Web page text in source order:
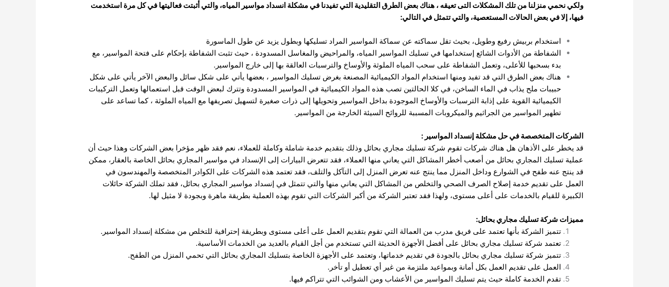
ولكي نحمي منزلنا من تلك المشكلات التى تعيقه ، هناك بعض الطرق التقليدية التي تفيدنا في مشكلة انسداد مواسير المياه، والتي أثبتت فعاليتها في كل مرة استخدمت
فيها، إلا في بعض الحالات المستعصية، والتي تتمثل في التالي:
استخدام بربيش رفيع وطويل، بحيث تقل سماكته عن سماكة المواسير المراد تسليكها وبطول يزيد عن طول الماسورة
الشفاطة من الأدوات الشائع إستخدامها في تسليك المواسير المياه، والمراحيض والمغاسل المسدودة ، حيث تثبت الشفاطة بإحكام على فتحة المواسير، مع
بدء بسحبها للأعلى، وتعمل الشفاطة على سحب المياه الملوثة والأوساخ والترسبات العالقة بها إلى خارج المواسير.
هناك بعض الطرق التي قد تفيد ومنها استخدام المواد الكيميائية المصنعة بغرض تسليك المواسير ، بعضها يأتي على شكل سائل والبعض الآخر يأتي على شكل
حبيبات ملح يذاب في الماء الساخن، في كلا الحالتين تصب هذه المواد الكيميائية في المواسير المسدودة وتترك لبعض الوقت قبل استعمالها وتعمل التركيبات
الكيميائية القوية على إذابة الترسبات والأوساخ الموجودة بداخل المواسير وتحويلها إلى ذرات صغيرة لتسهيل تصريفها مع المياه الملوثة ، كما تساعد على
تطهير المواسير من الجراثيم والميكروبات المسببة للروائح السيئة الخارجة من المواسير.
الشركات المتخصصة في حل مشكلة إنسداد المواسير :
قد يخطر على الأذهان هل هناك شركات تقوم شركة تسليك مجاري بحائل وذلك بتقديم خدمة شاملة وكاملة للعملاء، نعم فقد ظهر مؤخرا بعض الشركات وهذا حيث أن
عملية تسليك المجاري بحائل من أصعب أخطر المشاكل التي يعاني منها العملاء، فقد تتعرض البيارات إلى الإنسداد في مواسير المجاري بحائل الخاصة بالعقار، ممكن
قد ينتج عنه طفح في الشوارع وداخل المنزل مما ينتج عنه تعرض المنزل إلى التآكل والتلف، فقد تعتمد هذه الشركات على الكوادر المتخصصة والمهندسون في
العمل على تقديم خدمة إصلاح الصرف الصحي والتخلص من المشاكل التي يعاني منها والتي تتمثل في إنسداد مواسير المجاري بحائل، فقد تملك الشركة حائلات
الكبيرة للقيام بالخدمات على أعلى مستوى، ولهذا فقد تعتبر الشركة من أكبر الشركات التي تقوم بهذه العملية بطريقة ماهرة وبجودة لا مثيل لها.
مميزات شركة تسليك مجاري بحائل:
تتميز الشركة بأنها تعتمد على فريق مدرب من العمالة التي تقوم بتقديم العمل على أعلى مستوى وبطريقة إحترافية للتخلص من مشكلة إنسداد المواسير.
تعتمد شركة تسليك مجاري بحائل على أفضل الأجهزة الحديثة التي تستخدم من أجل القيام بالعديد من الخدمات الأساسية.
تتميز شركة تسليك مجاري بحائل بالجودة في تقديم خدماتها، وتعتمد على الأجهزة الخاصة بتسليك المجاري بحائل التي تحمي المنزل من الطفح.
العمل على تقديم العمل بكل أمانة وبمواعيد ملتزمة من غير أي تعطيل أو تأخر.
تقدم الخدمة كاملة حيث يتم تسليك المواسير من الأعشاب ومن الشوائب التي تتراكم فيها.